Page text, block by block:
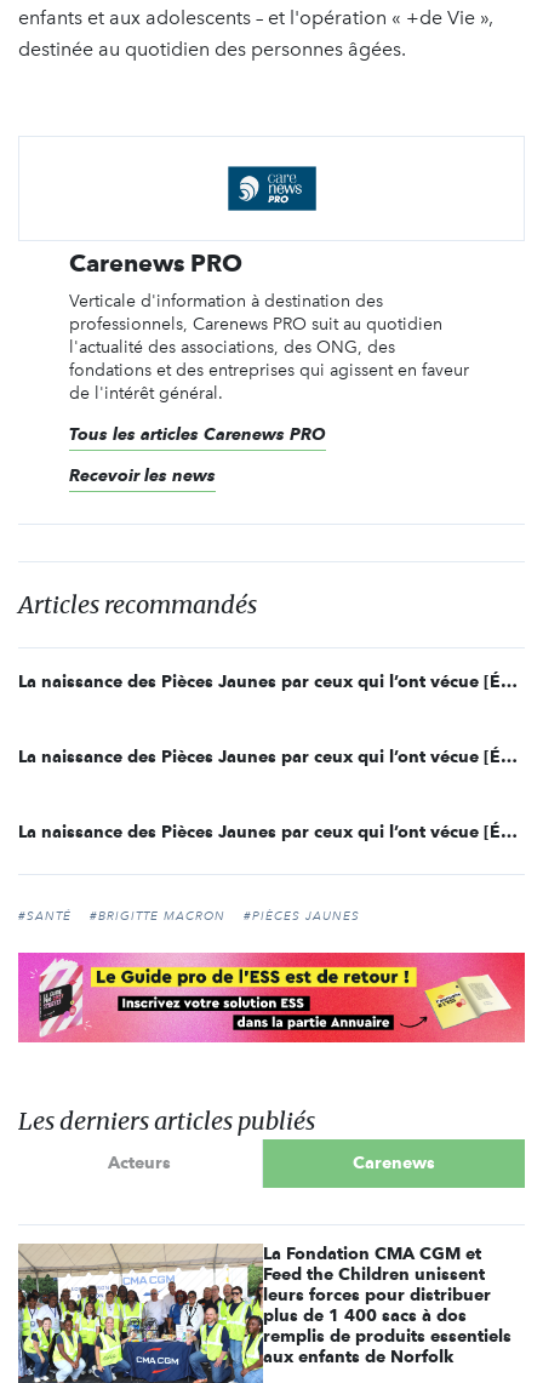
enfants et aux adolescents – et l'opération « +de Vie »,
destinée au quotidien des personnes âgées.
Carenews PRO
Verticale d'information à destination des
professionnels, Carenews PRO suit au quotidien
l'actualité des associations, des ONG, des
fondations et des entreprises qui agissent en faveur
de l'intérêt général.
Tous les articles Carenews PRO
Recevoir les news
Articles recommandés
La naissance des Pièces Jaunes par ceux qui l’ont vécue [Épisode 1/3]
La naissance des Pièces Jaunes par ceux qui l’ont vécue [Épisode 2/3]
La naissance des Pièces Jaunes par ceux qui l’ont vécue [Épisode 3/3]
#SANTÉ #BRIGITTE MACRON #PIÈCES JAUNES
Les derniers articles publiés
Acteurs Carenews
La Fondation CMA CGM et
Feed the Children unissent
leurs forces pour distribuer
plus de 1 400 sacs à dos
remplis de produits essentiels
aux enfants de Norfolk